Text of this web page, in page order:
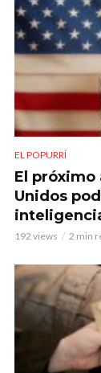
EL POPURRÍ
El próximo
Unidos
192 views 2 min